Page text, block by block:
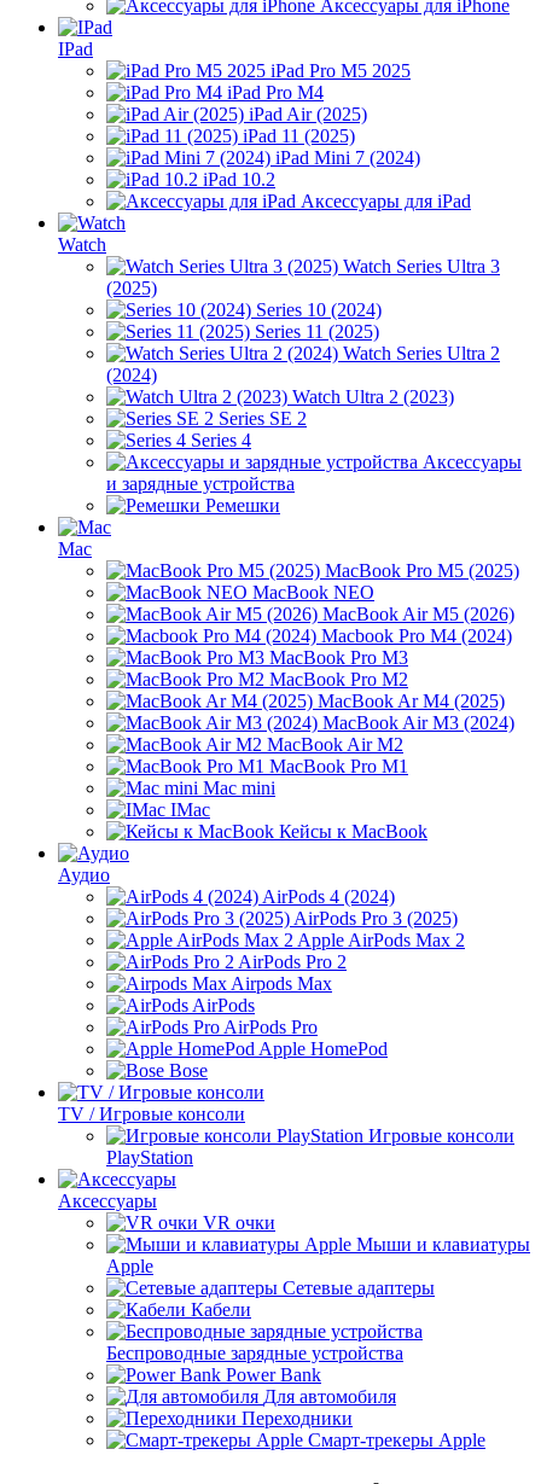
Аксессуары для iPhone
IPad
iPad Pro M5 2025
iPad Pro M4
iPad Air (2025)
iPad 11 (2025)
iPad Mini 7 (2024)
iPad 10.2
Аксессуары для iPad
Watch
Watch Series Ultra 3
(2025)
Series 10 (2024)
Series 11 (2025)
Watch Series Ultra 2
(2024)
Watch Ultra 2 (2023)
Series SE 2
Series 4
Аксессуары
и зарядные устройства
Ремешки
Mac
MacBook Pro M5 (2025)
MacBook NEO
MacBook Air M5 (2026)
Macbook Pro M4 (2024)
MacBook Pro M3
MacBook Pro M2
MacBook Ar M4 (2025)
MacBook Air M3 (2024)
MacBook Air M2
MacBook Pro M1
Mac mini
IMac
Кейсы к MacBook
Аудио
AirPods 4 (2024)
AirPods Pro 3 (2025)
Apple AirPods Max 2
AirPods Pro 2
Airpods Max
AirPods
AirPods Pro
Apple HomePod
Bose
TV / Игровые консоли
Игровые консоли
PlayStation
Аксессуары
VR очки
Мыши и клавиатуры
Apple
Сетевые адаптеры
Кабели
Беспроводные зарядные устройства
Power Bank
Для автомобиля
Переходники
Смарт-трекеры Apple